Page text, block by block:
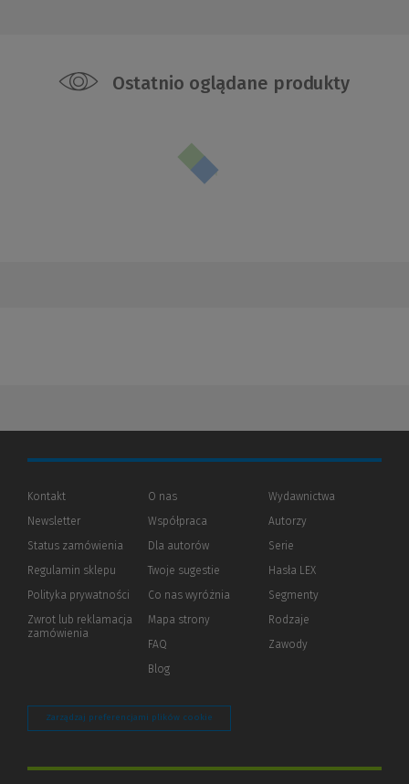
Ostatnio oglądane produkty
Kontakt
Newsletter
Status zamówienia
Regulamin sklepu
Polityka prywatności (Nowe
(Link
innej
Zwrot lub reklamacja
zamówienia
O nas
Współpraca
Dla autorów(Nowe
(Link
innej
Twoje sugestie
Co nas wyróżnia
Mapa strony
FAQ
Blog
Wydawnictwa
Autorzy
Serie
Hasła LEX
Segmenty
Rodzaje
Zawody
Zarządzaj preferencjami plików cookie